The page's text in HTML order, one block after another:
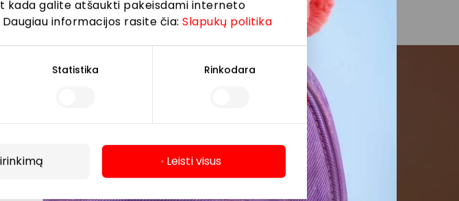
kada galite atšaukti pakeisdami interneto
informacijos rasite čia:Slapukų politika
Statistika Rinkodara
Leisti visus
bendruomenės
renginius ir naujausią informaciją iš
centro.